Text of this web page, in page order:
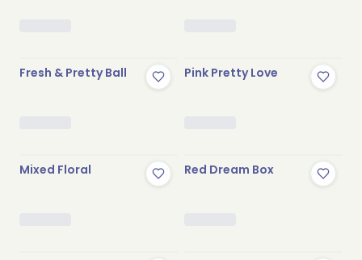
Fresh & Pretty Ball Pink Pretty Love
Mixed Floral Red Dream Box